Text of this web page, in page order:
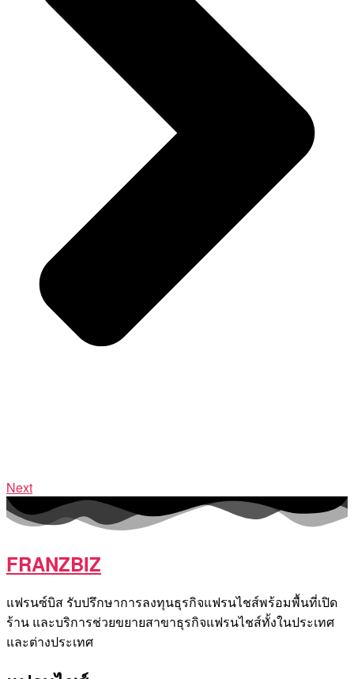
Next
FRANZBIZ
แฟรนซ์บิส รับปรึกษาการลงทุนธุรกิจแฟรนไชส์พร้อมพื้นที่เปิด
ร้าน และบริการช่วยขยายสาขาธุรกิจแฟรนไชส์ทั้งในประเทศ
และต่างประเทศ